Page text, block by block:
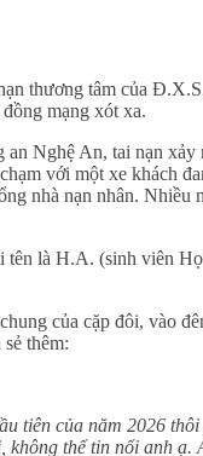
thương tâm của
mạng xót xa.
Nghệ An, tai nạn
với một xe khách
nhà nạn nhân.
tên là H.A. (sinh viên
của cặp đôi, vào
thêm:
tiên của năm 2026
không thể tin nổi anh